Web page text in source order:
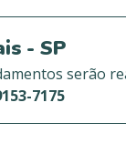
- SP
serão
7175